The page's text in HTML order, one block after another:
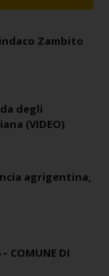
Zambito
degli
(VIDEO)
agrigentina,
– COMUNE DI